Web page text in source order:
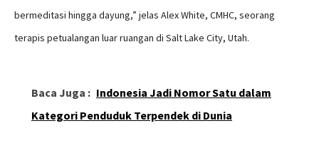
bermeditasi hingga dayung,” jelas Alex White, CMHC, seorang
terapis petualangan luar ruangan di Salt Lake City, Utah.
Baca Juga : Indonesia Jadi Nomor Satu dalam
Kategori Penduduk Terpendek di Dunia